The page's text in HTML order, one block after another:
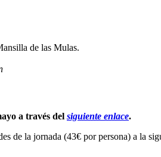
de las Mulas.
a través del siguiente enlace.
de la jornada (43€ por persona) a la